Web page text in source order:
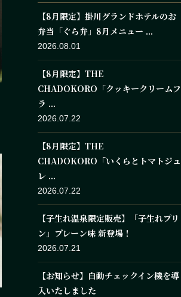
【8月限定】掛川グランドホテルのお
弁当「ぐら弁」8月メニュー ...
2026.08.01
【8月限定】THE
CHADOKORO「クッキークリームフ
ラ ...
2026.07.22
【8月限定】THE
CHADOKORO「いくらとトマトジュ
レ ...
2026.07.22
【子生れ温泉限定販売】「子生れプリ
ン」プレーン味 新登場！
2026.07.21
【お知らせ】自動チェックイン機を導
入いたしました